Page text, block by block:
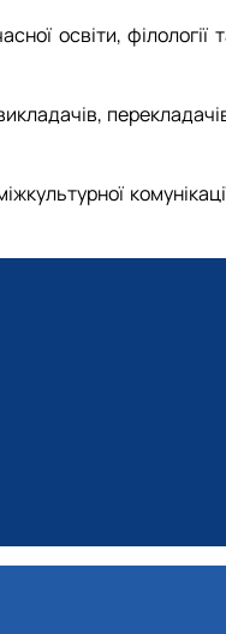
освіти, філології